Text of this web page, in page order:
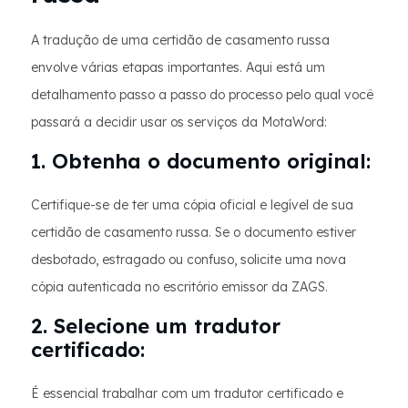
A tradução de uma certidão de casamento russa
envolve várias etapas importantes. Aqui está um
detalhamento passo a passo do processo pelo qual você
passará a decidir usar os serviços da MotaWord:
1. Obtenha o documento original:
Certifique-se de ter uma cópia oficial e legível de sua
certidão de casamento russa. Se o documento estiver
desbotado, estragado ou confuso, solicite uma nova
cópia autenticada no escritório emissor da ZAGS.
2. Selecione um tradutor
certificado:
É essencial trabalhar com um tradutor certificado e